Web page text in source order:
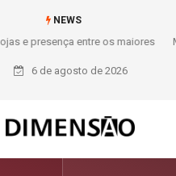
NEWS
tendências e passa a contar
na curadoria como novo luxo
6 de agosto de 2026